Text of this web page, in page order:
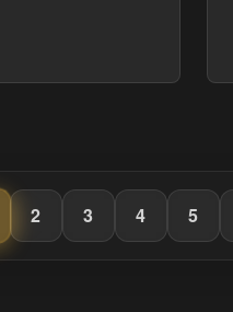
2 3 4 5